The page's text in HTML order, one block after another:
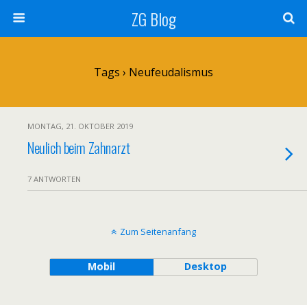
ZG Blog
Tags › Neufeudalismus
MONTAG, 21. OKTOBER 2019
Neulich beim Zahnarzt
7 ANTWORTEN
Zum Seitenanfang
Mobil Desktop